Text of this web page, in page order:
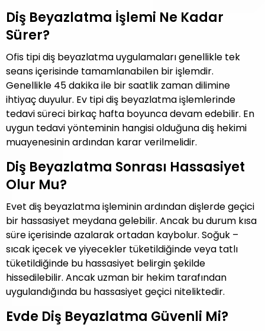
Diş Beyazlatma İşlemi Ne Kadar
Sürer?
Ofis tipi diş beyazlatma uygulamaları genellikle tek
seans içerisinde tamamlanabilen bir işlemdir.
Genellikle 45 dakika ile bir saatlik zaman dilimine
ihtiyaç duyulur. Ev tipi diş beyazlatma işlemlerinde
tedavi süreci birkaç hafta boyunca devam edebilir. En
uygun tedavi yönteminin hangisi olduğuna diş hekimi
muayenesinin ardından karar verilmelidir.
Diş Beyazlatma Sonrası Hassasiyet
Olur Mu?
Evet diş beyazlatma işleminin ardından dişlerde geçici
bir hassasiyet meydana gelebilir. Ancak bu durum kısa
süre içerisinde azalarak ortadan kaybolur. Soğuk –
sıcak içecek ve yiyecekler tüketildiğinde veya tatlı
tüketildiğinde bu hassasiyet belirgin şekilde
hissedilebilir. Ancak uzman bir hekim tarafından
uygulandığında bu hassasiyet geçici niteliktedir.
Evde Diş Beyazlatma Güvenli Mi?